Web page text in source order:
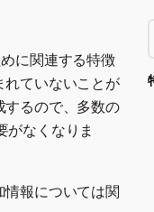
に関連する特徴
れていないことが
するので、多数の
がなくなりま
情報については関